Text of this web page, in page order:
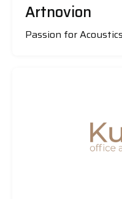
Artnovion
Passion for